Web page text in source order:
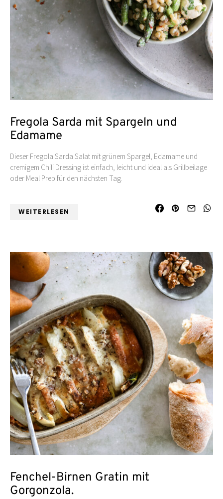
Fregola Sarda mit Spargeln und
Edamame
Dieser Fregola Sarda Salat mit grünem Spargel, Edamame und
cremigem Chili Dressing ist einfach, leicht und ideal als Grillbeilage
oder Meal Prep für den nächsten Tag.
WEITERLESEN
Fenchel-Birnen Gratin mit
Gorgonzola.